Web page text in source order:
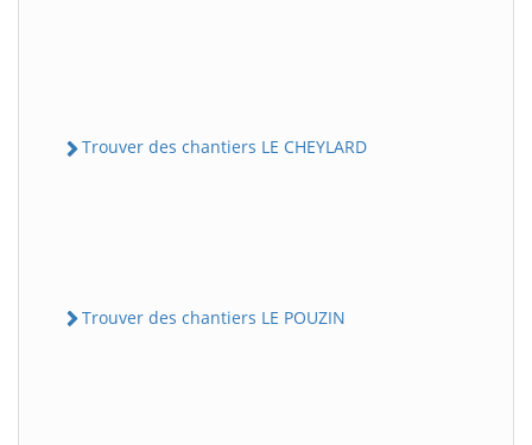
Trouver des chantiers LE CHEYLARD
Trouver des chantiers LE POUZIN